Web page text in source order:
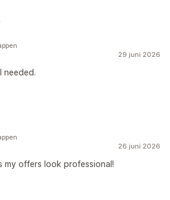
29 juni 2026
needed.
26 juni 2026
my offers look professional!